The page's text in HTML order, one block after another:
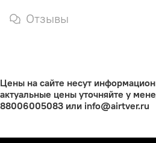
Отзывы
Цены на сайте несут
актуальные цены уточняйте у
88006005083 или info@airtver.ru